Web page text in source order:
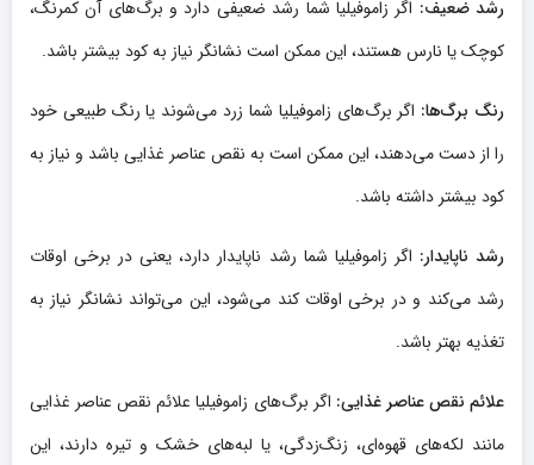
رشد ضعیف: اگر زاموفیلیا شما رشد ضعیفی دارد و برگ‌های آن کمرنگ،
کوچک یا نارس هستند، این ممکن است نشانگر نیاز به کود بیشتر باشد.
رنگ برگ‌ها: اگر برگ‌های زاموفیلیا شما زرد می‌شوند یا رنگ طبیعی خود
را از دست می‌دهند، این ممکن است به نقص عناصر غذایی باشد و نیاز به
کود بیشتر داشته باشد.
رشد ناپایدار: اگر زاموفیلیا شما رشد ناپایدار دارد، یعنی در برخی اوقات
رشد می‌کند و در برخی اوقات کند می‌شود، این می‌تواند نشانگر نیاز به
تغذیه بهتر باشد.
علائم نقص عناصر غذایی: اگر برگ‌های زاموفیلیا علائم نقص عناصر غذایی
مانند لکه‌های قهوه‌ای، زنگ‌زدگی، یا لبه‌های خشک و تیره دارند، این